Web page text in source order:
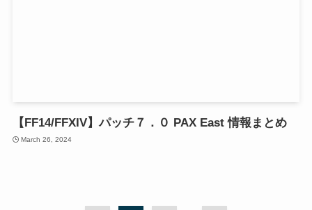
【FF14/FFXIV】パッチ７．０ PAX East 情報まとめ
March 26, 2024